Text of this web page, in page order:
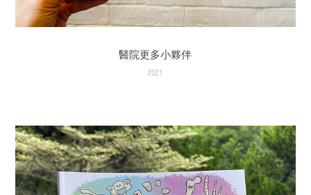
醫院更多小夥伴
2021